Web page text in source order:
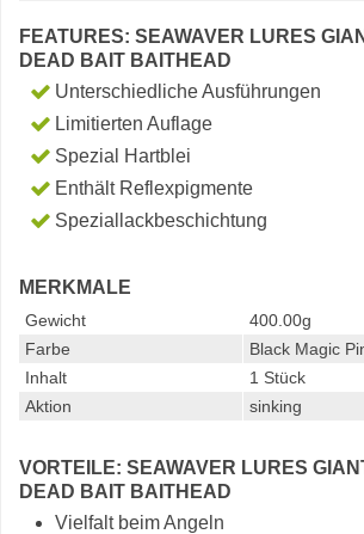
FEATURES: SEAWAVER LURES
DEAD BAIT BAITHEAD
Unterschiedliche Ausführungen
Limitierten Auflage
Spezial Hartblei
Enthält Reflexpigmente
Speziallackbeschichtung
MERKMALE
Gewicht
400.00g
Farbe
Black Magic
Inhalt
1 Stück
Aktion
sinking
VORTEILE: SEAWAVER LURES
DEAD BAIT BAITHEAD
Vielfalt beim Angeln